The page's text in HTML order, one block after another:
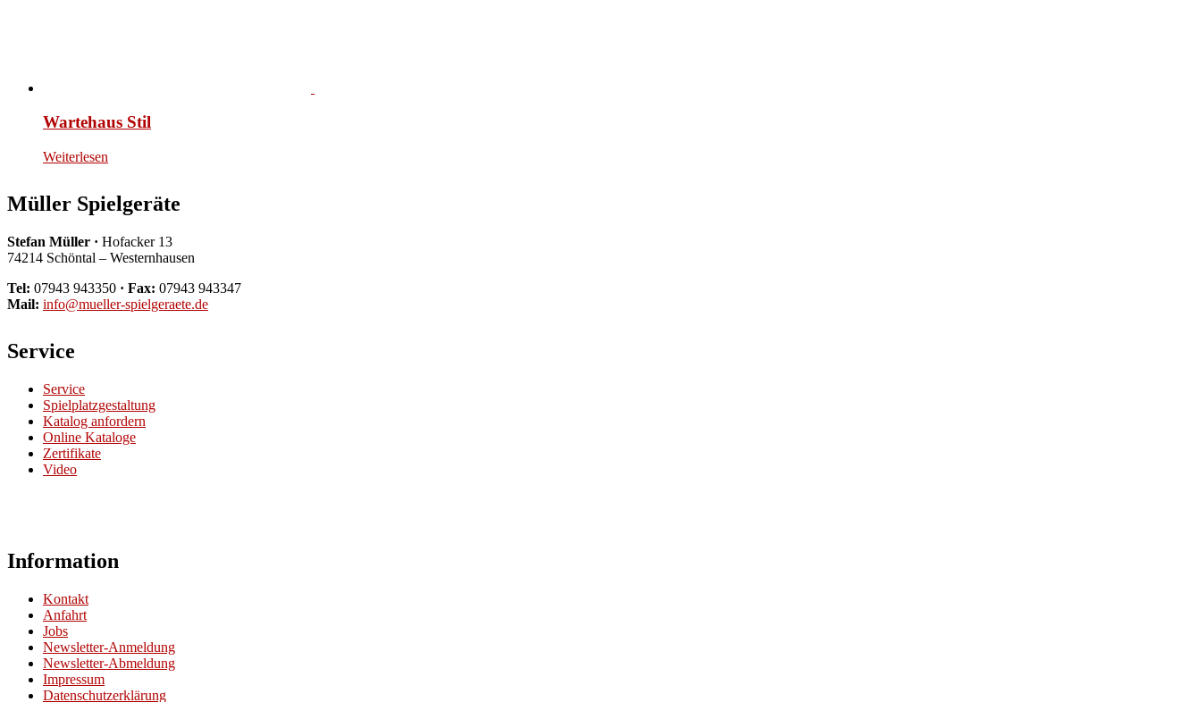
Wartehaus Stil
Weiterlesen
Müller Spielgeräte
Stefan Müller · Hofacker 13
74214 Schöntal – Westernhausen
Tel: 07943 943350 · Fax: 07943 943347
Mail: info@mueller-spielgeraete.de
Service
Service
Spielplatzgestaltung
Katalog anfordern
Online Kataloge
Zertifikate
Video
Information
Kontakt
Anfahrt
Jobs
Newsletter-Anmeldung
Newsletter-Abmeldung
Impressum
Datenschutzerklärung